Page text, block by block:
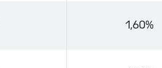
1,60%